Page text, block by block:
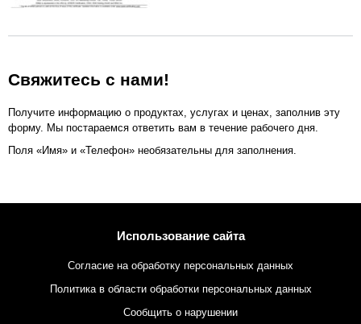
Свяжитесь с нами!
Получите информацию о продуктах, услугах и ценах, заполнив эту
форму. Мы постараемся ответить вам в течение рабочего дня.
Поля «Имя» и «Телефон» необязательны для заполнения.
Использование сайта
Согласие на обработку персональных данных
Политика в области обработки персональных данных
Сообщить о нарушении